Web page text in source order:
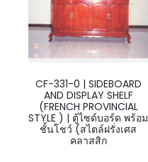
CF-331-0 | SIDEBOARD
AND DISPLAY SHELF
(FRENCH PROVINCIAL
STYLE ) | ตู้ไซด์บอร์ด พร้อม
ชั้นโชว์ (สไตล์ฝรั่งเศส
คลาสสิก